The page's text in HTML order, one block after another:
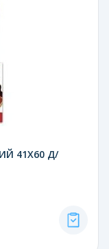
41Х60 Д/